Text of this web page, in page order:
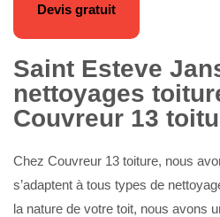
Devis gratuit
Saint Esteve
nettoyages
Couvreur 13
Chez Couvreur 13 toiture, nous
s’adaptent à tous types de
la nature de votre toit, nous avons